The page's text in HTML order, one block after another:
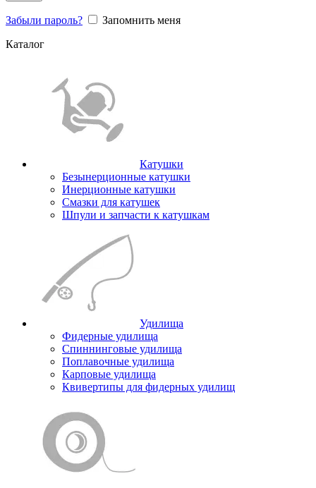
Забыли пароль?
Запомнить меня
Каталог
Катушки
Безынерционные катушки
Инерционные катушки
Смазки для катушек
Шпули и запчасти к катушкам
Удилища
Фидерные удилища
Спиннинговые удилища
Поплавочные удилища
Карповые удилища
Квивертипы для фидерных удилищ